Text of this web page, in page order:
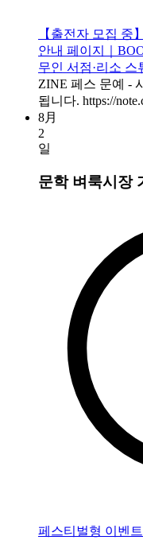
【출전자 모집 중
안내 페이지｜
무인 서점·리소 스
ZINE 페스 문예 -
됩니다. https://
8月
2
일
문학 벼룩시장
페스티벌형 이벤트